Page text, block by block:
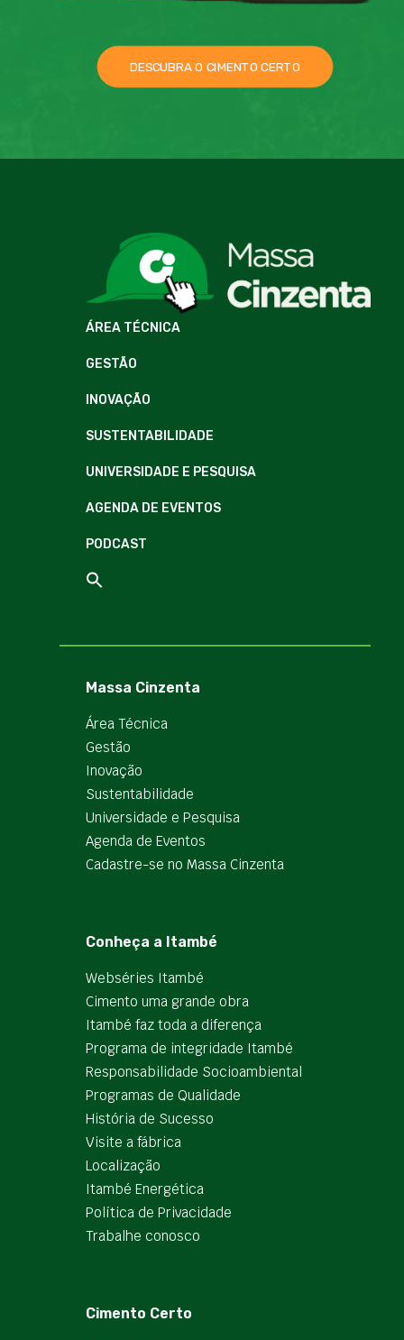
DESCUBRA O CIMENTO CERTO
ÁREA TÉCNICA
GESTÃO
INOVAÇÃO
SUSTENTABILIDADE
UNIVERSIDADE E PESQUISA
AGENDA DE EVENTOS
PODCAST
Massa Cinzenta
Área Técnica
Gestão
Inovação
Sustentabilidade
Universidade e Pesquisa
Agenda de Eventos
Cadastre-se no Massa Cinzenta
Conheça a Itambé
Webséries Itambé
Cimento uma grande obra
Itambé faz toda a diferença
Programa de integridade Itambé
Responsabilidade Socioambiental
Programas de Qualidade
História de Sucesso
Visite a fábrica
Localização
Itambé Energética
Política de Privacidade
Trabalhe conosco
Cimento Certo